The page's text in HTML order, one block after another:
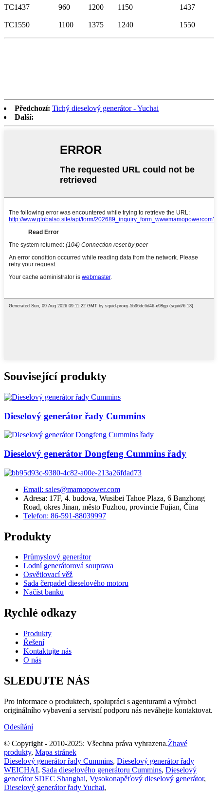
TC1437 960 1200 1150 1437
TC1550 1100 1375 1240 1550
Předchozí: Tichý dieselový generátor - Yuchai
Další:
Související produkty
Dieselový generátor řady Cummins
Dieselový generátor Dongfeng Cummins řady
Email: sales@mamopower.com
Adresa: 17F, 4. budova, Wusibei Tahoe Plaza, 6 Banzhong
Road, okres Jinan, město Fuzhou, provincie Fujian, Čína
Telefon: 86-591-88039997
Produkty
Průmyslový generátor
Lodní generátorová souprava
Osvětlovací věž
Sada čerpadel dieselového motoru
Načíst banku
Rychlé odkazy
Produkty
Řešení
Kontaktujte nás
O nás
SLEDUJTE NÁS
Pro informace o produktech, spolupráci s agenturami a výrobci
originálního vybavení a servisní podporu nás neváhejte kontaktovat.
Odesílání
© Copyright - 2010-2025: Všechna práva vyhrazena.Žhavé
produkty, Mapa stránek
Dieselový generátor řady Cummins, Dieselový generátor řady
WEICHAI, Sada dieselového generátoru Cummins, Dieselový
generátor SDEC Shanghai, Vysokonapěťový dieselový generátor,
Dieselový generátor řady Yuchai,